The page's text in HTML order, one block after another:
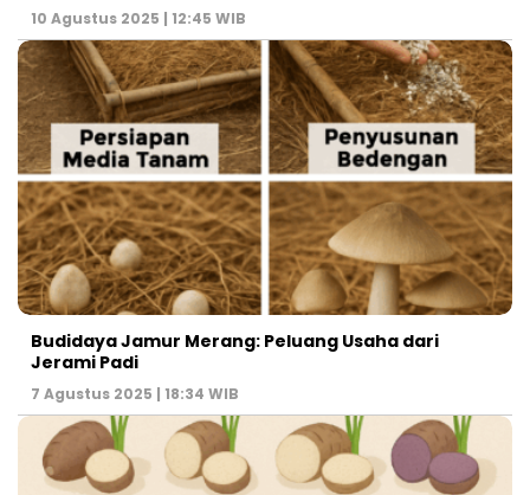
10 Agustus 2025 | 12:45 WIB
Budidaya Jamur Merang: Peluang Usaha dari
Jerami Padi
7 Agustus 2025 | 18:34 WIB